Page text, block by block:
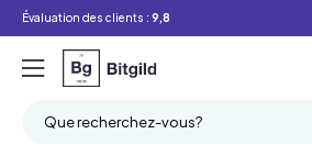
Évaluation des clients : 9,8
Que recherchez-vous?